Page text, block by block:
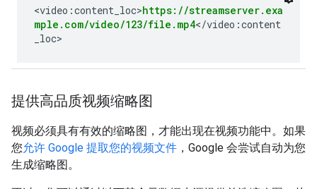
<video:content_loc>https://streamserver.exa
mple.com/video/123/file.mp4</video:content
_loc>
提供高品质视频缩略图
视频必须具有有效的缩略图，才能出现在视频功能中。如果
您允许 Google 提取您的视频文件 ，Google 会尝试自动为您
生成缩略图。